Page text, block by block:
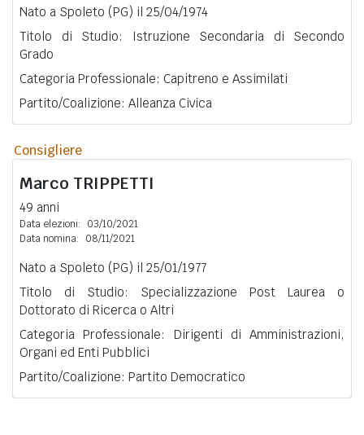
Nato a Spoleto (PG) il 25/04/1974
Titolo di Studio: Istruzione Secondaria di Secondo
Grado
Categoria Professionale: Capitreno e Assimilati
Partito/Coalizione: Alleanza Civica
Consigliere
Marco TRIPPETTI
49 anni
Data elezioni:
03/10/2021
Data nomina:
08/11/2021
Nato a Spoleto (PG) il 25/01/1977
Titolo di Studio: Specializzazione Post Laurea o
Dottorato di Ricerca o Altri
Categoria Professionale: Dirigenti di Amministrazioni,
Organi ed Enti Pubblici
Partito/Coalizione: Partito Democratico